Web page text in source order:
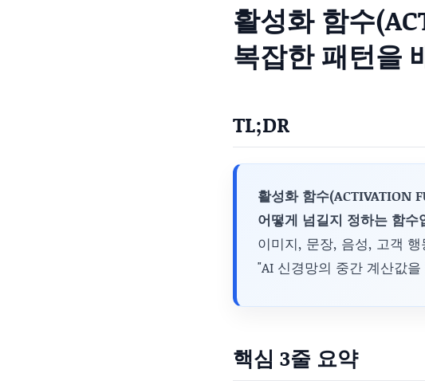
활성화 함수
복잡한 패턴을
TL;DR
활성화 함수(ACTIVATION
어떻게 넘길지 정하는 함수
이미지, 문장, 음성, 고객
"AI 신경망의 중간 계산값
핵심 3줄 요약